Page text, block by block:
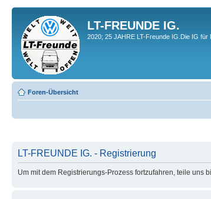
LT-FREUNDE IG.
2020; 25 JAHRE LT-Freunde IG.Die IG
Foren-Übersicht
LT-FREUNDE IG. - Registrierung
Um mit dem Registrierungs-Prozess fortzufahren, teile uns